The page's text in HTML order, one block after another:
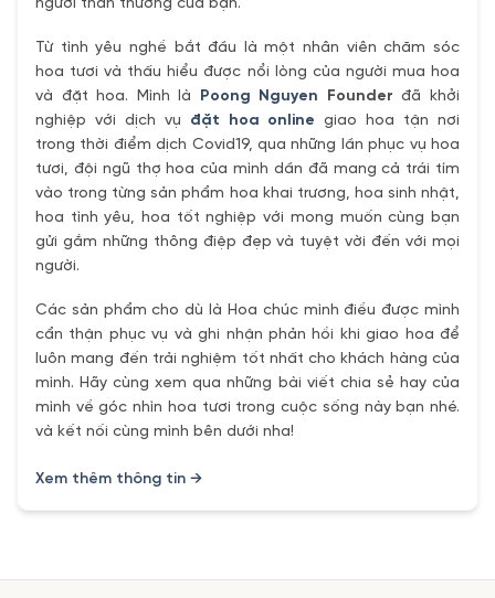
người thân thương của bạn.
Từ tình yêu nghề bắt đầu là một nhân viên chăm sóc
hoa tươi và thấu hiểu được nổi lòng của người mua hoa
và đặt hoa. Mình là
Poong Nguyen Founder đã khởi
nghiệp với dịch vụ đặt hoa online giao hoa tận nơi
trong thời điểm dịch Covid19, qua những lần phục vụ hoa
tươi, đội ngũ thợ hoa của mình dần đã mang cả trái tím
vào trong từng sản phẩm hoa khai trương, hoa sinh nhật,
hoa tình yêu, hoa tốt nghiệp với mong muốn cùng bạn
gửi gắm những thông điệp đẹp và tuyệt vời đến với mọi
người.
Các sản phẩm cho dù là Hoa chúc mình điều được mình
cẩn thận phục vụ và ghi nhận phản hồi khi giao hoa để
luôn mang đến trải nghiệm tốt nhất cho khách hàng của
mình. Hãy cùng xem qua những bài viết chia sẻ hay của
mình về góc nhìn hoa tươi trong cuộc sống này bạn nhé.
và kết nối cùng mình bên dưới nha!
Xem thêm thông tin →